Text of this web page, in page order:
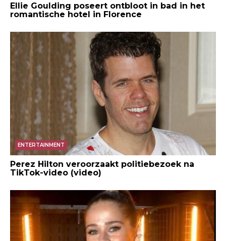
Ellie Goulding poseert ontbloot in bad in het
romantische hotel in Florence
ENTERTAINMENT
Perez Hilton veroorzaakt politiebezoek na
TikTok-video (video)